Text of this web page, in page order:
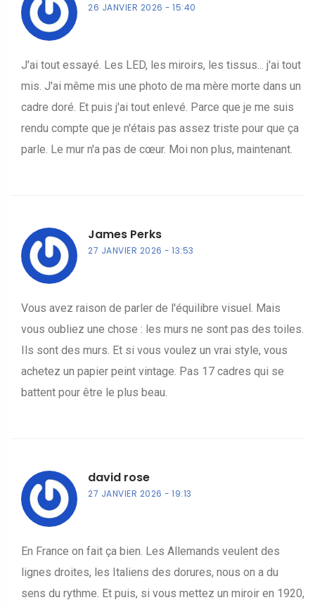
26 JANVIER 2026 15:40
J'ai tout essayé. Les LED, les miroirs, les tissus... j'ai tout
mis. J'ai même mis une photo de ma mère morte dans un
cadre doré. Et puis j'ai tout enlevé. Parce que je me suis
rendu compte que je n'étais pas assez triste pour que ça
parle. Le mur n'a pas de cœur. Moi non plus, maintenant.
James Perks
27 JANVIER 2026 13:53
Vous avez raison de parler de l'équilibre visuel. Mais
vous oubliez une chose : les murs ne sont pas des toiles.
Ils sont des murs. Et si vous voulez un vrai style, vous
achetez un papier peint vintage. Pas 17 cadres qui se
battent pour être le plus beau.
david rose
27 JANVIER 2026 19:13
En France on fait ça bien. Les Allemands veulent des
lignes droites, les Italiens des dorures, nous on a du
sens du rythme. Et puis, si vous mettez un miroir en 1920,